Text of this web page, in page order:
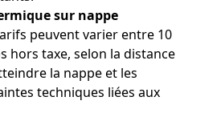
sur nappe
peuvent varier entre 10
hors taxe, selon la distance
la nappe et les
techniques liées aux